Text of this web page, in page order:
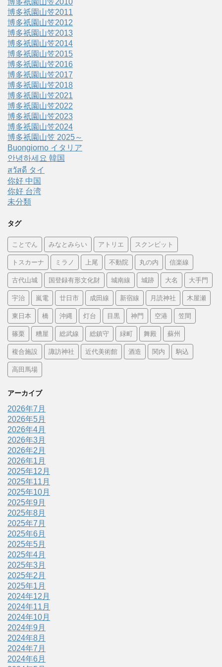
博多祇園山笠2010
博多祇園山笠2011
博多祇園山笠2012
博多祇園山笠2013
博多祇園山笠2014
博多祇園山笠2015
博多祇園山笠2016
博多祇園山笠2017
博多祇園山笠2018
博多祇園山笠2021
博多祇園山笠2022
博多祇園山笠2023
博多祇園山笠2024
博多祇園山笠 2025～
Buongiorno イタリア
안녕하세요 韓国
สวัสดี タイ
你好 中国
你好 台湾
未分類
タグ
ことでん みなとみらい アトリエ スクンビット
トスカーナ ミラノ 上尾 不動院 丸の内 信楽線
古代山城 国登録有形文化財 城南線 城跡 大名 大手門
宇治 嵐電 廿日市 成田線 新宿線 月読神社 木屋瀬
東日本 橋 沖縄 灯台 目黒 神門 空港 笠間
篠栗 糟屋 総武線 総鎮守 緑町 舞殿 蘇州
複合施設 諏訪神社 近代美術館 酒造 関内 駒込
高田馬場
アーカイブ
2026年7月
2026年5月
2026年4月
2026年3月
2026年2月
2026年1月
2025年12月
2025年11月
2025年10月
2025年9月
2025年8月
2025年7月
2025年6月
2025年5月
2025年4月
2025年3月
2025年2月
2025年1月
2024年12月
2024年11月
2024年10月
2024年9月
2024年8月
2024年7月
2024年6月